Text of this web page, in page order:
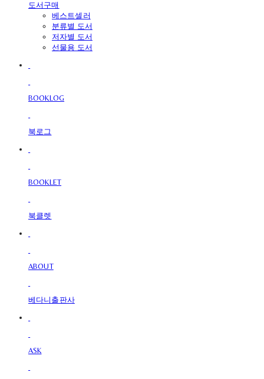
도서구매
베스트셀러
분류별 도서
저자별 도서
선물용 도서
BOOKLOG
북로그
BOOKLET
북클렛
ABOUT
베다니출판사
ASK